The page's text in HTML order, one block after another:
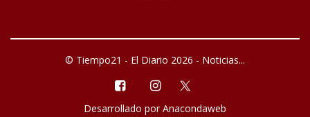
© Tiempo21 - El Diario 2026 - Noticias...
Desarrollado por Anacondaweb